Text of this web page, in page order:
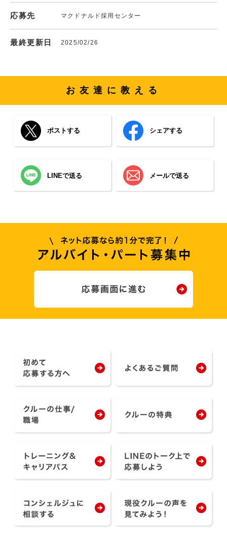
応募先 マクドナルド採用センター
最終更新日 2025/02/26
お友達に教える
ポストする シェアする
LINEで送る メールで送る